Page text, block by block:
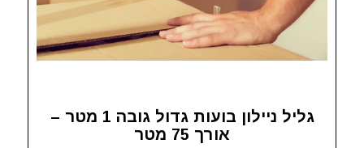
גליל ניילון בועות גדול גובה 1 מטר –
אורך 75 מטר